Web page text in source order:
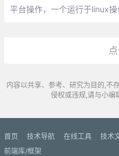
平台操作，一个运行于linux
内容以共享、参考、研究为目的,不
侵权或违规,请与小编
首页 技术导航 在线工具 技术
前端库/框架